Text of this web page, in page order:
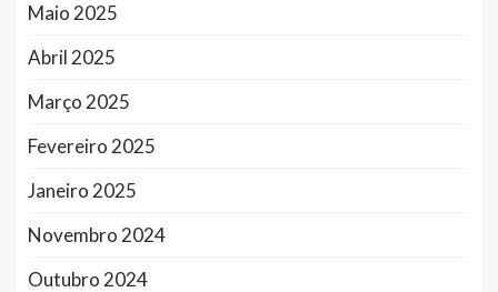
Maio 2025
Abril 2025
Março 2025
Fevereiro 2025
Janeiro 2025
Novembro 2024
Outubro 2024